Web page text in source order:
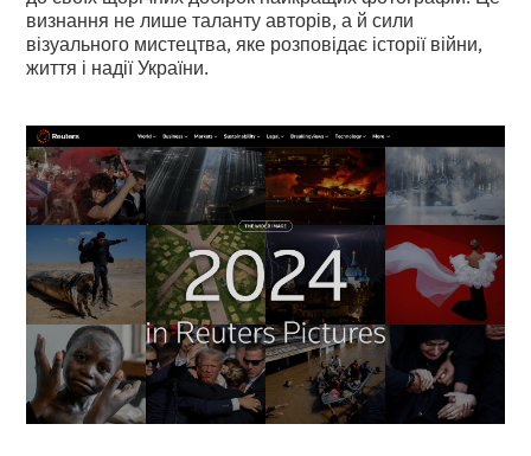
визнання не лише таланту авторів, а й сили
візуального мистецтва, яке розповідає історії війни,
життя і надії України.